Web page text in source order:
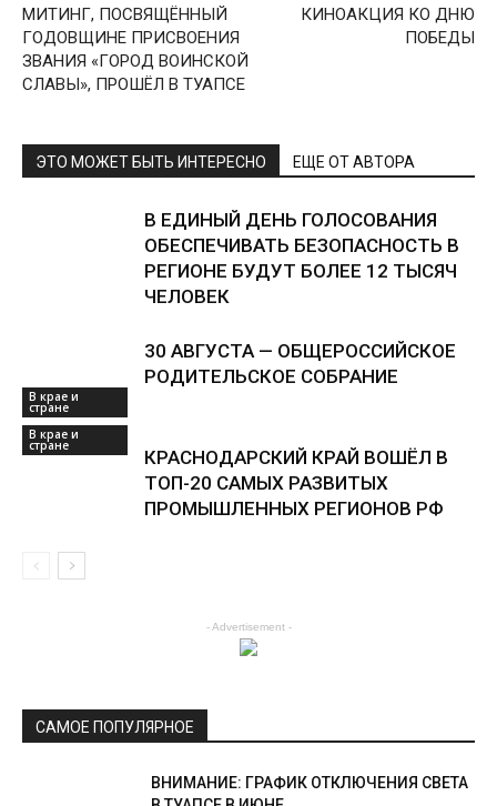
МИТИНГ, ПОСВЯЩЁННЫЙ
ГОДОВЩИНЕ ПРИСВОЕНИЯ
ЗВАНИЯ «ГОРОД ВОИНСКОЙ
СЛАВЫ», ПРОШЁЛ В ТУАПСЕ
КИНОАКЦИЯ КО ДНЮ
ПОБЕДЫ
ЭТО МОЖЕТ БЫТЬ ИНТЕРЕСНО ЕЩЕ ОТ АВТОРА
В крае и
стране
В ЕДИНЫЙ ДЕНЬ ГОЛОСОВАНИЯ
ОБЕСПЕЧИВАТЬ БЕЗОПАСНОСТЬ В
РЕГИОНЕ БУДУТ БОЛЕЕ 12 ТЫСЯЧ
ЧЕЛОВЕК
В крае и
стране
30 АВГУСТА — ОБЩЕРОССИЙСКОЕ
РОДИТЕЛЬСКОЕ СОБРАНИЕ
КРАСНОДАРСКИЙ КРАЙ ВОШЁЛ В
ТОП-20 САМЫХ РАЗВИТЫХ
ПРОМЫШЛЕННЫХ РЕГИОНОВ РФ
- Advertisement -
САМОЕ ПОПУЛЯРНОЕ
ВНИМАНИЕ: ГРАФИК ОТКЛЮЧЕНИЯ СВЕТА